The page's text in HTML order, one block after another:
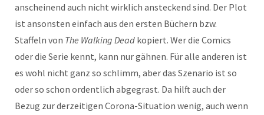
anscheinend auch nicht wirklich ansteckend sind. Der Plot
ist ansonsten einfach aus den ersten Büchern bzw.
Staffeln von The Walking Dead kopiert. Wer die Comics
oder die Serie kennt, kann nur gähnen. Für alle anderen ist
es wohl nicht ganz so schlimm, aber das Szenario ist so
oder so schon ordentlich abgegrast. Da hilft auch der
Bezug zur derzeitigen Corona-Situation wenig, auch wenn